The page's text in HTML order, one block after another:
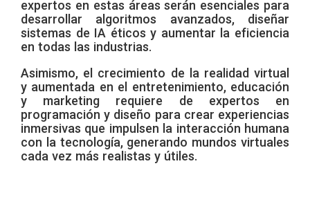
expertos en estas áreas serán esenciales para
desarrollar algoritmos avanzados, diseñar
sistemas de IA éticos y aumentar la eficiencia
en todas las industrias.
Asimismo, el crecimiento de la realidad virtual
y aumentada en el entretenimiento, educación
y marketing requiere de expertos en
programación y diseño para crear experiencias
inmersivas que impulsen la interacción humana
con la tecnología, generando mundos virtuales
cada vez más realistas y útiles.